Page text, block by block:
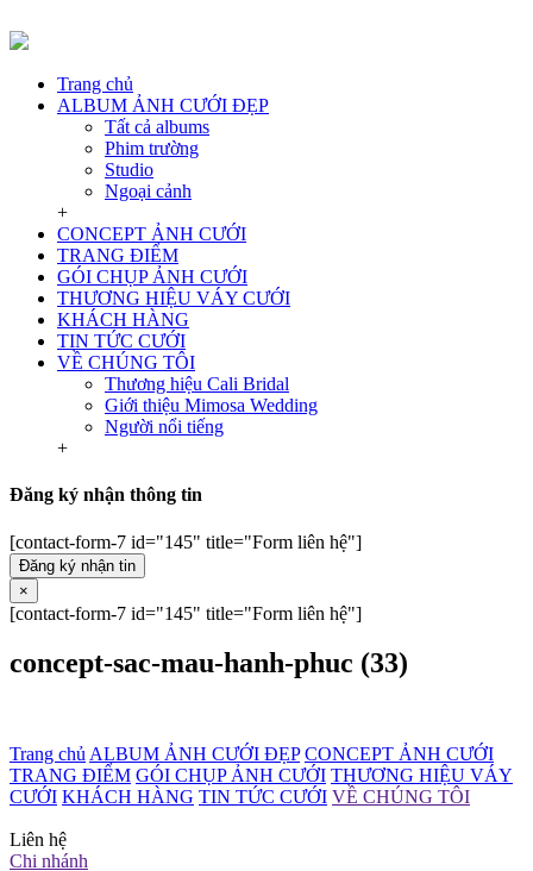
Trang chủ
ALBUM ẢNH CƯỚI ĐẸP
Tất cả albums
Phim trường
Studio
Ngoại cảnh
+
CONCEPT ẢNH CƯỚI
TRANG ĐIỂM
GÓI CHỤP ẢNH CƯỚI
THƯƠNG HIỆU VÁY CƯỚI
KHÁCH HÀNG
TIN TỨC CƯỚI
VỀ CHÚNG TÔI
Thương hiệu Cali Bridal
Giới thiệu Mimosa Wedding
Người nổi tiếng
+
Đăng ký nhận thông tin
[contact-form-7 id="145" title="Form liên hệ"]
Đăng ký nhận tin
×
[contact-form-7 id="145" title="Form liên hệ"]
concept-sac-mau-hanh-phuc (33)
Trang chủ ALBUM ẢNH CƯỚI ĐẸP CONCEPT ẢNH CƯỚI
TRANG ĐIỂM GÓI CHỤP ẢNH CƯỚI THƯƠNG HIỆU VÁY
CƯỚI KHÁCH HÀNG TIN TỨC CƯỚI VỀ CHÚNG TÔI
Liên hệ
Chi nhánh